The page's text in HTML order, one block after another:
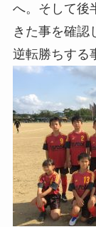
へ。そして後
きた事を確認
逆転勝ちする